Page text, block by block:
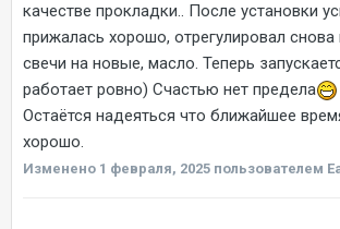
качестве прокладки.. После установки
прижалась хорошо, отрегулировал снова
свечи на новые, масло. Теперь
работает ровно) Счастью нет предела
Остаётся надеяться что ближайшее
хорошо.
Изменено 1 февраля, 2025 пользователем